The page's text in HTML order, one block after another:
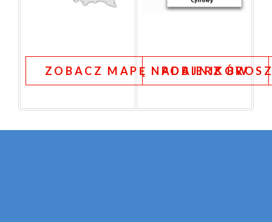
ZOBACZ MAPĘ NADAJNIKÓW
POBIERZ